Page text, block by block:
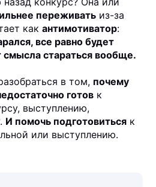
переживать из-за
какантимотиватор:
все равно будет
смысла стараться вообще.
в том, почему
готов к
выступлению,
И помочь подготовиться к
или выступлению.